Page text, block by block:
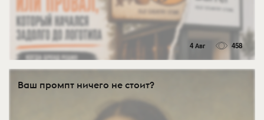
4 Авг 458
Ваш промпт ничего не стоит?